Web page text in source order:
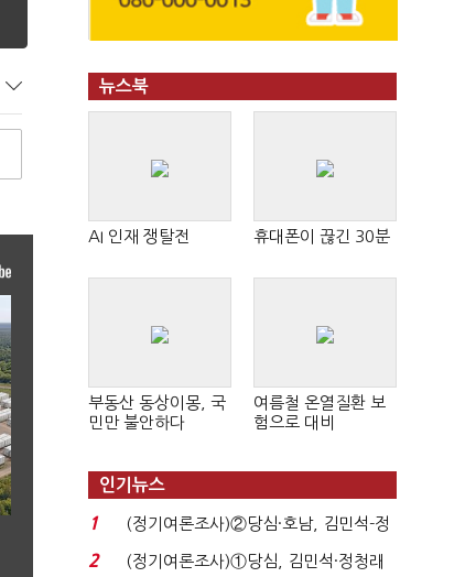
뉴스북
AI 인재 쟁탈전 휴대폰이 끊긴 30분
부동산 동상이몽, 국
민만 불안하다
여름철 온열질환 보
험으로 대비
인기뉴스
1
(정기여론조사)②당심·호남, 김민석-정
청래 '초접전'...
2
(정기여론조사)①당심, 김민석·정청래